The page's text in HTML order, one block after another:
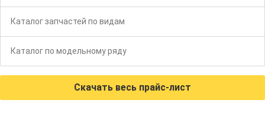
Каталог запчастей по видам
Каталог по модельному ряду
Скачать весь прайс-лист